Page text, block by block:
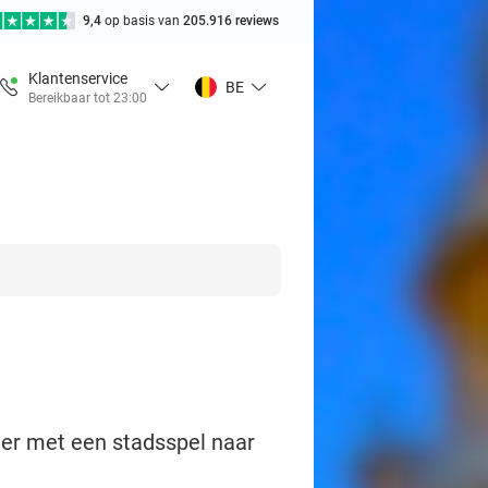
9,4 op basis van 205.916 reviews
Klantenservice
Bereikbaar tot 23:00
BE
met een stadsspel naar